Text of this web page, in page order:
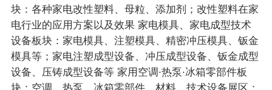
块：各种家电改性塑料、母粒、添加剂；改性塑料在家
电行业的应用方案以及效果 家电模具、家电成型技术
设备板块：家电模具、注塑模具、精密冲压模具、钣金
模具等；家电注塑成型设备、冲压成型设备、钣金成型
设备、压铸成型设备等 家用空调·热泵·冰箱零部件板
块：空调、热泵、冰箱零部件、材料、技术设备展区：